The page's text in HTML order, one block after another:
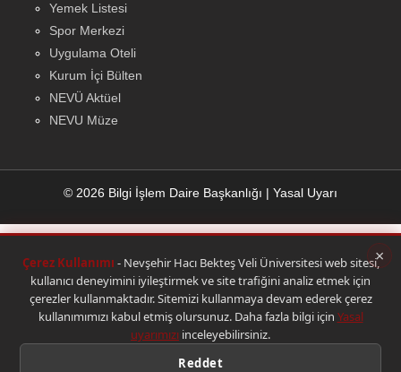
×
Çerez Kullanımı - Nevşehir Hacı Bekteş Veli Üniversitesi web sitesi,
kullanıcı deneyimini iyileştirmek ve site trafiğini analiz etmek için
çerezler kullanmaktadır. Sitemizi kullanmaya devam ederek çerez
kullanımımızı kabul etmiş olursunuz. Daha fazla bilgi için Yasal
uyarımızı inceleyebilirsiniz.
Reddet
Yemek Listesi
Spor Merkezi
Uygulama Oteli
Kurum İçi Bülten
NEVÜ Aktüel
NEVU Müze
© 2026 Bilgi İşlem Daire Başkanlığı | Yasal Uyarı